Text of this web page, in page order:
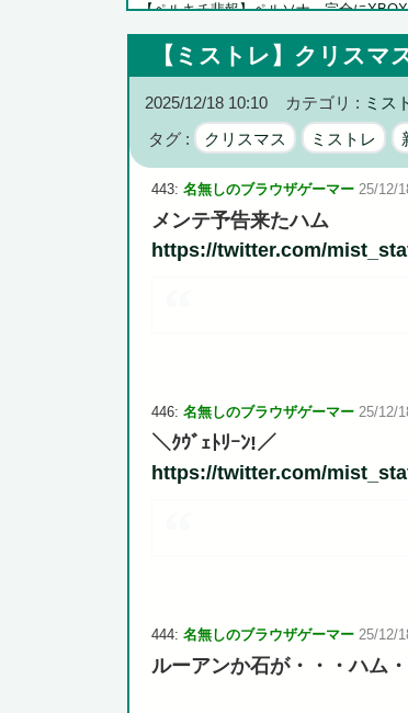
【ペルキチ悲報】ペルソナ、完全に
【動画】日向坂46 藤嶌果歩さん、乳揺
【悲報】アソビストア「すまん漏らした
高市政権に媚びて偏向報道まみれの産経
『ソニーが嫌い』←まあわかる『ソニー
Powered by livedoor 相互RSS
【ミストレ】クリスマ
2025/12/18 10:10 カテゴリ : ミス
タグ :
クリスマス ミストレ
443: 名無しのブラウザゲーマー 25/12/
メンテ予告来たハム
https://twitter.com/
446: 名無しのブラウザゲーマー 25/12/
＼ｸｳﾞｪﾄﾘｰﾝ!／
https://twitter.com/
444: 名無しのブラウザゲーマー 25/12/
ルーアンか石が・・・ハム・